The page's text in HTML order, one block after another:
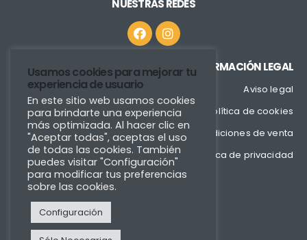
NUESTRAS REDES
INFORMACIÓN LEGAL
Aviso legal
Política de cookies
Condiciones de venta
Política de privacidad
Usamos cookies para mejorar tu
experiencia de usuario
En este sitio web usamos cookies
para brindarte una experiencia
más optimizada. Al hacer clic en
"Aceptar todas", aceptas el uso
de todas las cookies. También
puedes visitar "Configuración"
para modificar tus preferencias
sobre las cookies.
Configuración